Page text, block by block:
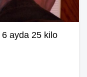
6 ayda 25 kilo